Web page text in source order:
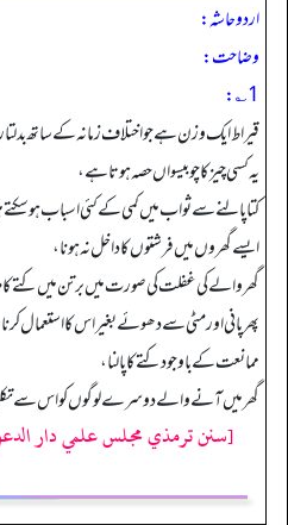
اردو حاشہ:
وضاحت:
1؎:
قیراط ایک وزن ہے جو اختلاف زمانہ کے ساتھ
یہ کسی چیز کا چوبیسواں حصہ ہوتا ہے،
کتا پالنے سے ثواب میں کمی کے کئی اسباب
ایسے گھروں میں فرشتوں کا داخل نہ ہونا،
گھروالے کی غفلت کی صورت میں برتن میں کتے کا
پھر پانی اور مٹی سے دھوئے بغیر اس کا استعمال
ممانعت کے باوجود کتے کا پالنا،
گھر میں آنے والے دوسرے لوگوں کو اس سے
[سنن ترمذي مجلس علمي دار